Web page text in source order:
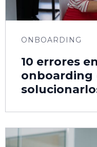
ONBOARDING
10 errores
onboarding